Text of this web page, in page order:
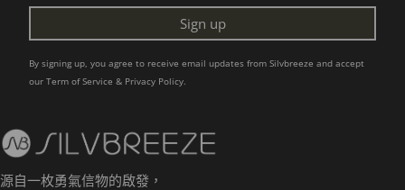
Sign up
By signing up, you agree to receive email updates from Silvbreeze and accept
our Term of Service & Privacy Policy.
源自一枚勇氣信物的啟發，